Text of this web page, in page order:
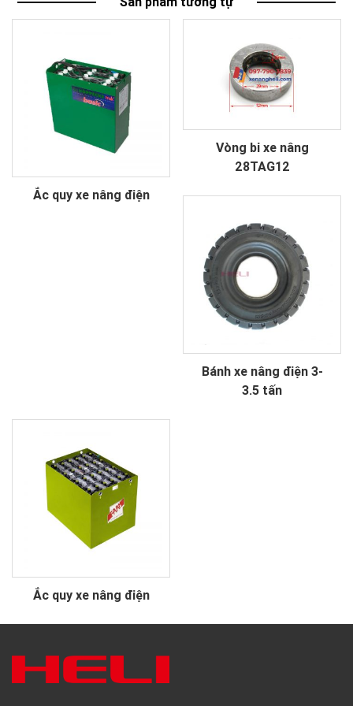
Ắc quy xe nâng điện
Vòng bi xe nâng
28TAG12
Bánh xe nâng điện 3-
3.5 tấn
Ắc quy xe nâng điện